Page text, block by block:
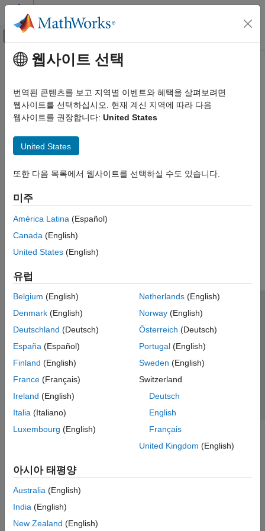
콘텐츠로 바로 가기
오프캔버스 탐색 메뉴 토글
문서 홈
주요 콘텐츠
How useful was this information?
웹사이트 선택
번역된 콘텐츠를 보고 지역별 이벤트와 혜택을 살펴보려면
웹사이트를 선택하십시오. 현재 계신 지역에 따라 다음
웹사이트를 권장합니다: United States
United States
또한 다음 목록에서 웹사이트를 선택하실 수도 있습니다.
미주
América Latina (Español)
Canada (English)
United States (English)
유럽
Belgium (English)
Denmark (English)
Deutschland (Deutsch)
España (Español)
Finland (English)
France (Français)
Ireland (English)
Italia (Italiano)
Luxembourg (English)
Netherlands(English)
Norway(English)
Österreich (Deutsch)
Portugal(English)
Sweden (English)
Switzerland
Deutsch
English
Français
United Kingdom (English)
아시아 태평양
Australia (English)
India (English)
New Zealand (English)
신뢰 센터 등록 상표 개인정보 취급방침
불법 복제 방지
애플리케이션 상태
© 1994-2026 The MathWorks, Inc.